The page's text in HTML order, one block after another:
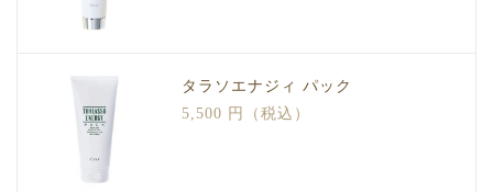
タラソエナジィ パック
5,500 円（税込）